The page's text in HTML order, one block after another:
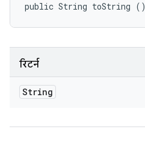
public String toString ()
रिटर्न
String